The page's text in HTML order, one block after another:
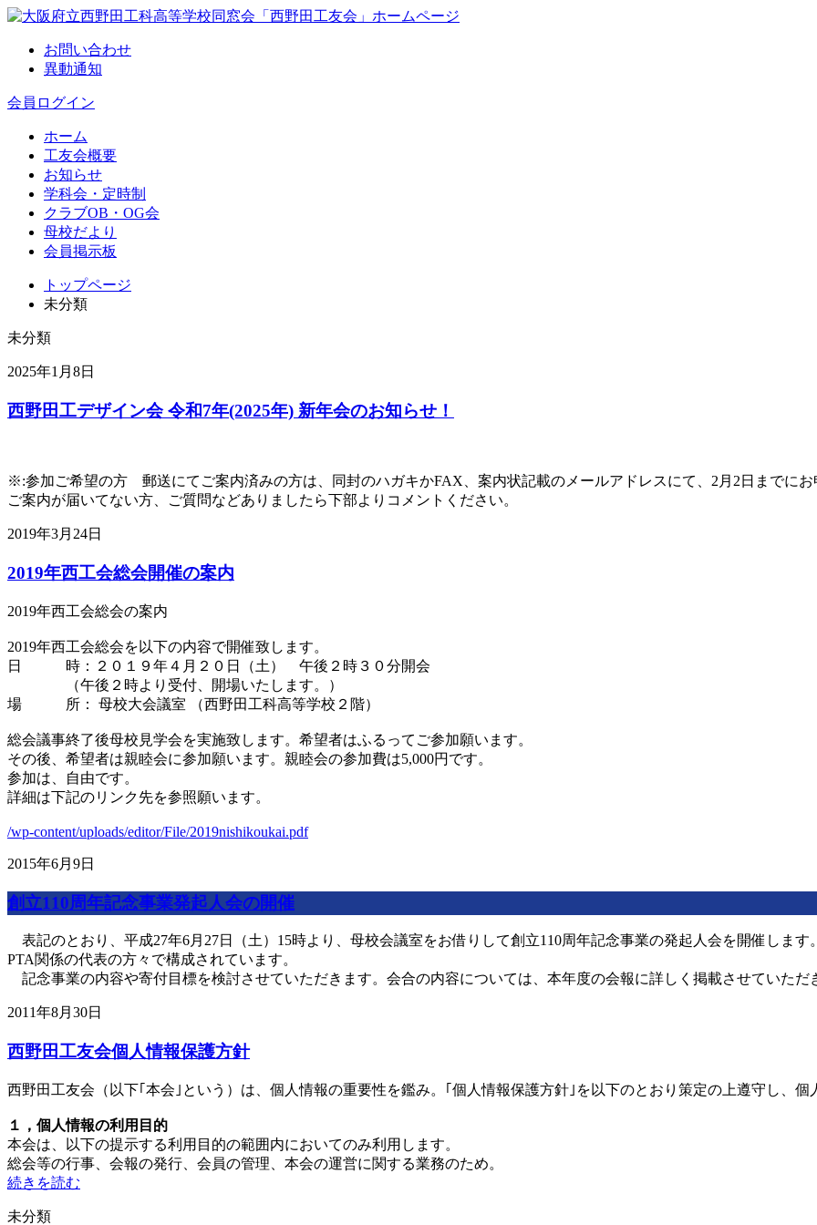
お問い合わせ
異動通知
会員ログイン
ホーム
工友会概要
お知らせ
学科会・定時制
クラブOB・OG会
母校だより
会員掲示板
トップページ
未分類
未分類
2025年1月8日
西野田工デザイン会 令和7年(2025年) 新年会のお知らせ！
※:参加ご希望の方 郵送にてご案内済みの方は、同封のハガキかFAX、案内状記載のメールアドレスにて、2月2日までにお
ご案内が届いてない方、ご質問などありましたら下部よりコメントください。
2019年3月24日
2019年西工会総会開催の案内
2019年西工会総会の案内
2019年西工会総会を以下の内容で開催致します。
日 時：２０１９年４月２０日（土） 午後２時３０分開会
（午後２時より受付、開場いたします。）
場 所： 母校大会議室 （西野田工科高等学校２階）
総会議事終了後母校見学会を実施致します。希望者はふるってご参加願います。
その後、希望者は親睦会に参加願います。親睦会の参加費は5,000円です。
参加は、自由です。
詳細は下記のリンク先を参照願います。
/wp-content/uploads/editor/File/2019nishikoukai.pdf
2015年6月9日
創立110周年記念事業発起人会の開催
表記のとおり、平成27年6月27日（土）15時より、母校会議室をお借りして創立110周年記念事業の発起人会を開催しま
PTA関係の代表の方々で構成されています。
記念事業の内容や寄付目標を検討させていただきます。会合の内容については、本年度の会報に詳しく掲載させていた
2011年8月30日
西野田工友会個人情報保護方針
西野田工友会（以下｢本会｣という）は、個人情報の重要性を鑑み。｢個人情報保護方針｣を以下のとおり策定の上遵守し、
１，個人情報の利用目的
本会は、以下の提示する利用目的の範囲内においてのみ利用します。
総会等の行事、会報の発行、会員の管理、本会の運営に関する業務のため。
続きを読む
未分類